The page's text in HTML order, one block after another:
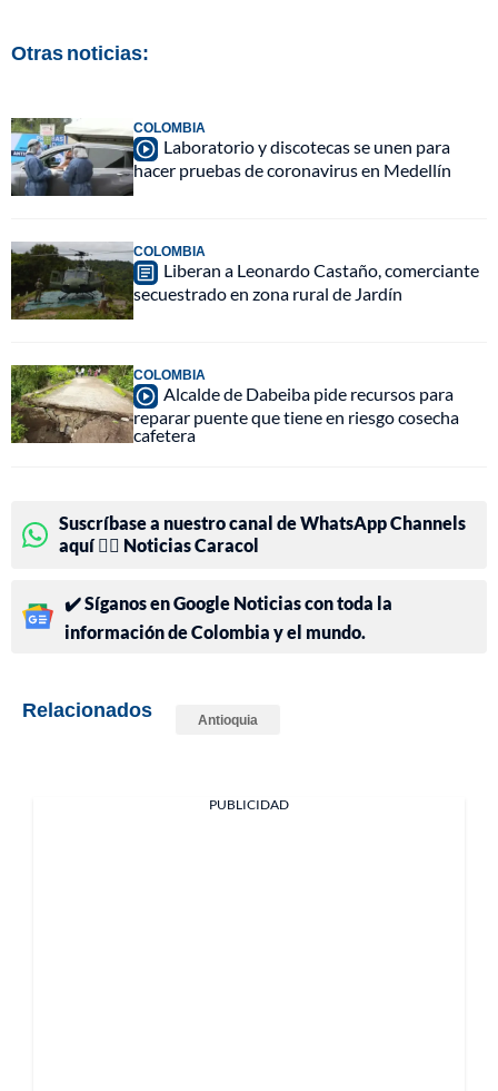
Otras noticias:
COLOMBIA
Laboratorio y discotecas se unen para
hacer pruebas de coronavirus en Medellín
COLOMBIA
Liberan a Leonardo Castaño, comerciante
secuestrado en zona rural de Jardín
COLOMBIA
Alcalde de Dabeiba pide recursos para
reparar puente que tiene en riesgo cosecha
cafetera
Suscríbase a nuestro canal de WhatsApp Channels
aquí 👉🏻 Noticias Caracol
✔️ Síganos en Google Noticias con toda la
información de Colombia y el mundo.
Relacionados Antioquia
PUBLICIDAD